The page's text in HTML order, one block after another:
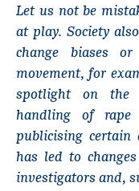
Let us not be
at play. Society
change biases
movement, for
spotlight on the
handling of rape
publicising certain
has led to
investigators and,